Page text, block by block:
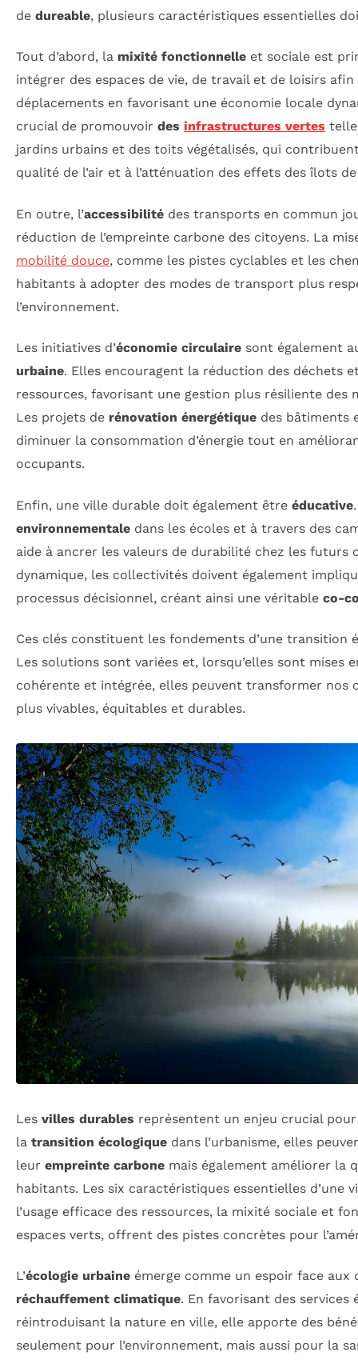
de dureable, plusieurs caractéristiques essentielles
Tout d’abord, la mixité fonctionnelle et sociale est
intégrer des espaces de vie, de travail et de loisirs
déplacements en favorisant une économie locale
crucial de promouvoir des infrastructures vertes
jardins urbains et des toits végétalisés, qui
qualité de l’air et à l’atténuation des effets des îlots
En outre, l’accessibilité des transports en commun
réduction de l’empreinte carbone des citoyens. La
mobilité douce, comme les pistes cyclables et les
habitants à adopter des modes de transport plus
l’environnement.
Les initiatives d’économie circulaire sont également
urbaine. Elles encouragent la réduction des déchets
ressources, favorisant une gestion plus résiliente des
Les projets de rénovation énergétique des bâtiments
diminuer la consommation d’énergie tout en
occupants.
Enfin, une ville durable doit également être éducative
environnementale dans les écoles et à travers des
aide à ancrer les valeurs de durabilité chez les futurs
dynamique, les collectivités doivent également
processus décisionnel, créant ainsi une véritable co-
Ces clés constituent les fondements d’une transition
Les solutions sont variées et, lorsqu’elles sont mises
cohérente et intégrée, elles peuvent transformer nos
plus vivables, équitables et durables.
Les villes durables représentent un enjeu crucial
la transition écologique dans l’urbanisme, elles
leur empreinte carbone mais également améliorer la
habitants. Les six caractéristiques essentielles d’une
l’usage efficace des ressources, la mixité sociale et
espaces verts, offrent des pistes concrètes pour
L’écologie urbaine émerge comme un espoir face aux
réchauffement climatique. En favorisant des services
réintroduisant la nature en ville, elle apporte des
seulement pour l’environnement, mais aussi pour la